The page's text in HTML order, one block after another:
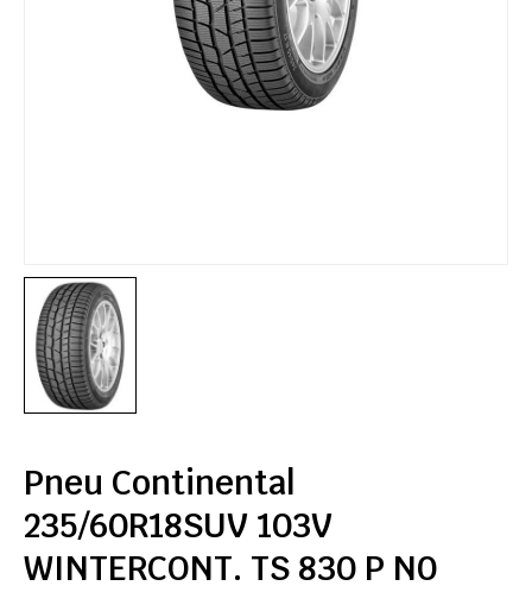
Pneu Continental
235/60R18SUV 103V
WINTERCONT. TS 830 P N0